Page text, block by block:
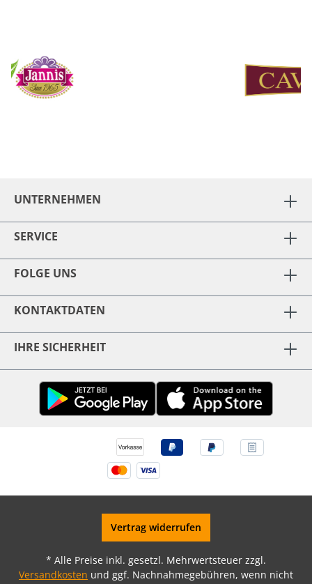
UNTERNEHMEN
SERVICE
FOLGE UNS
KONTAKTDATEN
IHRE SICHERHEIT
Vertrag widerrufen
* Alle Preise inkl. gesetzl. Mehrwertsteuer zzgl.
Versandkosten und ggf. Nachnahmegebühren, wenn nicht